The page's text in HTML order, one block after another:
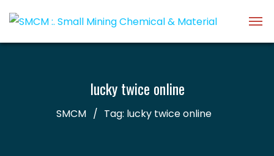
lucky twice online
SMCM Tag: lucky twice online